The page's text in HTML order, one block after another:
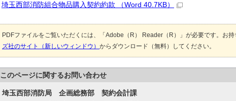
埼玉西部消防組合物品購入契約約款 （Word 40.7KB）
PDFファイルをご覧いただくには、「Adobe（R） Reader（R）」が必要です。お持
ズ社のサイト（新しいウィンドウ） からダウンロード（無料）してください。
このページに関するお問い合わせ
埼玉西部消防局 企画総務部 契約会計課